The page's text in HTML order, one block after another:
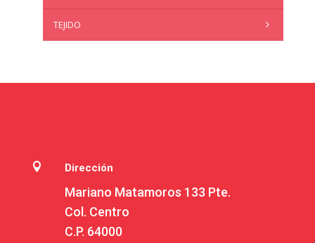
TEJIDO
 Dirección
Mariano Matamoros 133 Pte.
Col. Centro
C.P. 64000